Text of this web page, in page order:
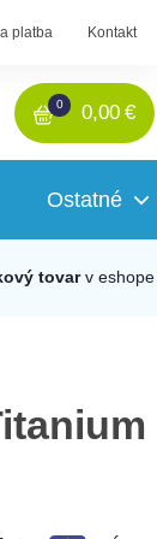
platba Kontakt
0 0,00 €
Ostatné
tovar v eshope